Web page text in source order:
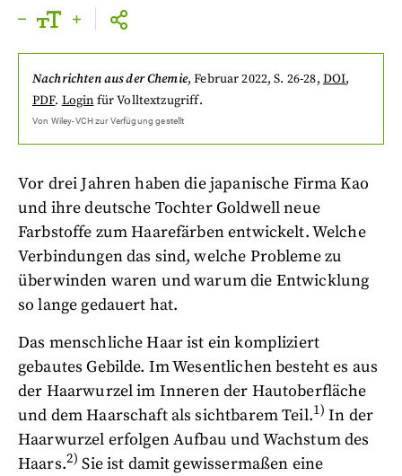
Nachrichten aus der Chemie,Februar 2022, S. 26-28, DOI,
PDF. Login für Volltextzugriff.
Von Wiley-VCHzur Verfügung gestellt
Vor drei Jahren haben die japanische Firma Kao
und ihre deutsche Tochter Goldwell neue
Farbstoffe zum Haarefärben entwickelt. Welche
Verbindungen das sind, welche Probleme zu
überwinden waren und warum die Entwicklung
so lange gedauert hat.
Das menschliche Haar ist ein kompliziert
gebautes Gebilde. Im Wesentlichen besteht es aus
der Haarwurzel im Inneren der Hautoberfläche
und dem Haarschaft als sichtbarem Teil.1) In der
Haarwurzel erfolgen Aufbau und Wachstum des
Haars.2) Sie ist damit gewissermaßen eine